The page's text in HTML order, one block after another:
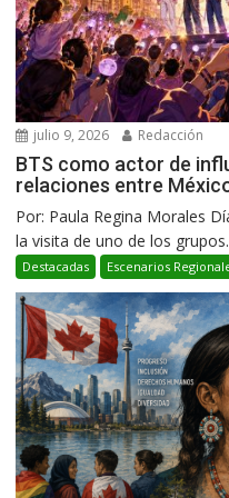
julio 9, 2026 Redacción
BTS como actor de
relaciones entre
Por: Paula Regina Morales
la visita de uno de los
Destacadas Escenarios